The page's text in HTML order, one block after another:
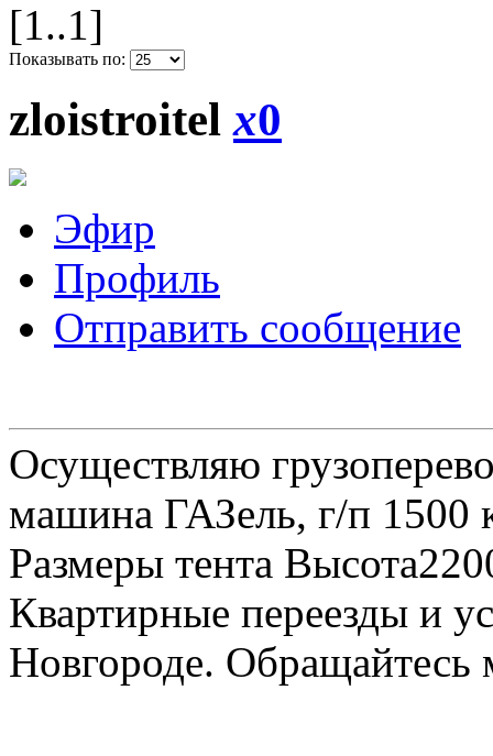
[1..1]
Показывать по:
zloistroitelx0
Эфир
Профиль
Отправить сообщение
Осуществляю
машина ГАЗель, г/п 1500
Размеры тента
Квартирные переезды и
Новгороде.